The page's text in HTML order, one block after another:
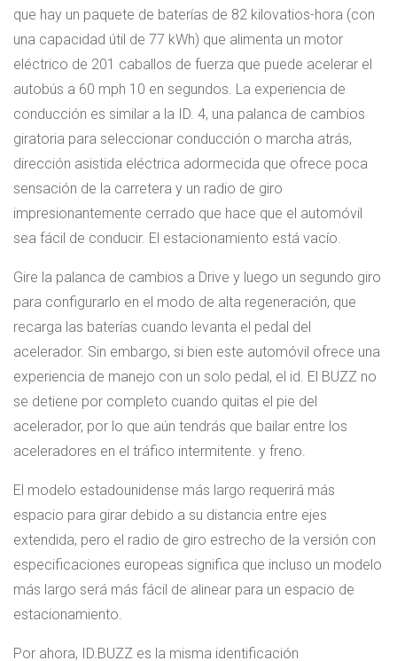
que hay un paquete de baterías de 82 kilovatios-hora (con
una capacidad útil de 77 kWh) que alimenta un motor
eléctrico de 201 caballos de fuerza que puede acelerar el
autobús a 60 mph 10 en segundos. La experiencia de
conducción es similar a la ID. 4, una palanca de cambios
giratoria para seleccionar conducción o marcha atrás,
dirección asistida eléctrica adormecida que ofrece poca
sensación de la carretera y un radio de giro
impresionantemente cerrado que hace que el automóvil
sea fácil de conducir. El estacionamiento está vacío.
Gire la palanca de cambios a Drive y luego un segundo giro
para configurarlo en el modo de alta regeneración, que
recarga las baterías cuando levanta el pedal del
acelerador. Sin embargo, si bien este automóvil ofrece una
experiencia de manejo con un solo pedal, el id. El BUZZ no
se detiene por completo cuando quitas el pie del
acelerador, por lo que aún tendrás que bailar entre los
aceleradores en el tráfico intermitente. y freno.
El modelo estadounidense más largo requerirá más
espacio para girar debido a su distancia entre ejes
extendida, pero el radio de giro estrecho de la versión con
especificaciones europeas significa que incluso un modelo
más largo será más fácil de alinear para un espacio de
estacionamiento.
Por ahora, ID.BUZZ es la misma identificación